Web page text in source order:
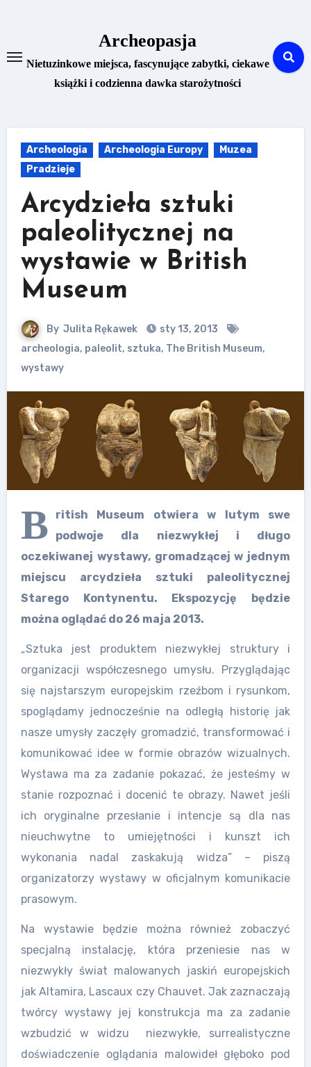
Archeopasja
Nietuzinkowe miejsca, fascynujące zabytki, ciekawe
książki i codzienna dawka starożytności
Archeologia Archeologia Europy
Muzea
Pradzieje
Arcydzieła sztuki
paleolitycznej na
wystawie w British
Museum
By Julita Rękawek
sty 13, 2013
archeologia, paleolit, sztuka, The British Museum,
wystawy
B
ritish Museum otwiera w lutym swe
podwoje dla niezwykłej i długo
oczekiwanej wystawy, gromadzącej w jednym
miejscu arcydzieła sztuki paleolitycznej
Starego Kontynentu. Ekspozycję będzie
można oglądać do 26 maja 2013.
„Sztuka jest produktem niezwykłej struktury i
organizacji współczesnego umysłu. Przyglądając
się najstarszym europejskim rzeźbom i rysunkom,
spoglądamy jednocześnie na odległą historię jak
nasze umysły zaczęły gromadzić, transformować i
komunikować idee w formie obrazów wizualnych.
Wystawa ma za zadanie pokazać, że jesteśmy w
stanie rozpoznać i docenić te obrazy. Nawet jeśli
ich oryginalne przesłanie i intencje są dla nas
nieuchwytne to umiejętności i kunszt ich
wykonania nadal zaskakują widza” – piszą
organizatorzy wystawy w oficjalnym komunikacie
prasowym.
Na wystawie będzie można również zobaczyć
specjalną instalację, która przeniesie nas w
niezwykły świat malowanych jaskiń europejskich
jak Altamira, Lascaux czy Chauvet. Jak zaznaczają
twórcy wystawy jej konstrukcja ma za zadanie
wzbudzić w widzu niezwykłe, surrealistyczne
doświadczenie oglądania malowideł głęboko pod